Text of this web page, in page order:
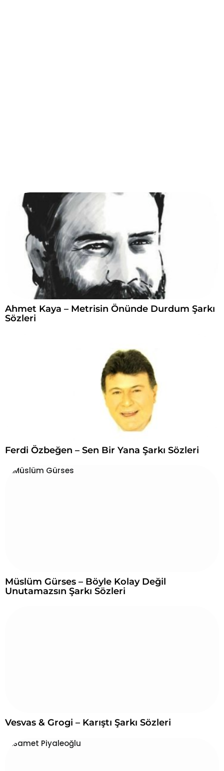
Ahmet Kaya – Metrisin Önünde Durdum Şarkı
Sözleri
Ferdi Özbeğen – Sen Bir Yana Şarkı Sözleri
Müslüm Gürses – Böyle Kolay Değil
Unutamazsın Şarkı Sözleri
Vesvas & Grogi – Karıştı Şarkı Sözleri